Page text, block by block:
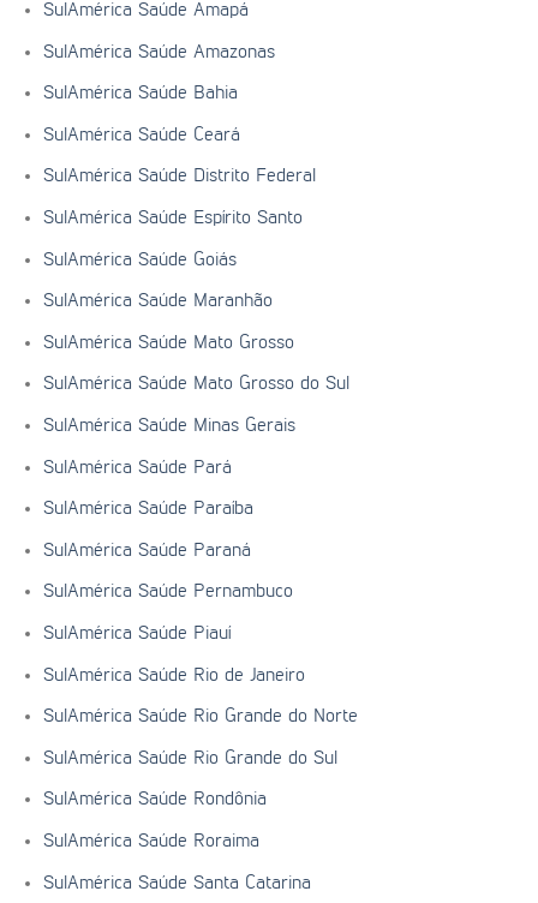
SulAmérica Saúde Amapá
SulAmérica Saúde Amazonas
SulAmérica Saúde Bahia
SulAmérica Saúde Ceará
SulAmérica Saúde Distrito Federal
SulAmérica Saúde Espírito Santo
SulAmérica Saúde Goiás
SulAmérica Saúde Maranhão
SulAmérica Saúde Mato Grosso
SulAmérica Saúde Mato Grosso do Sul
SulAmérica Saúde Minas Gerais
SulAmérica Saúde Pará
SulAmérica Saúde Paraíba
SulAmérica Saúde Paraná
SulAmérica Saúde Pernambuco
SulAmérica Saúde Piauí
SulAmérica Saúde Rio de Janeiro
SulAmérica Saúde Rio Grande do Norte
SulAmérica Saúde Rio Grande do Sul
SulAmérica Saúde Rondônia
SulAmérica Saúde Roraima
SulAmérica Saúde Santa Catarina